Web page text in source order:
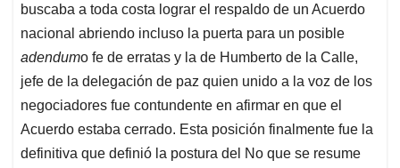
buscaba a toda costa lograr el respaldo de un Acuerdo
nacional abriendo incluso la puerta para un posible
adendumo fe de erratas y la de Humberto de la Calle,
jefe de la delegación de paz quien unido a la voz de los
negociadores fue contundente en afirmar en que el
Acuerdo estaba cerrado. Esta posición finalmente fue la
definitiva que definió la postura del No que se resume